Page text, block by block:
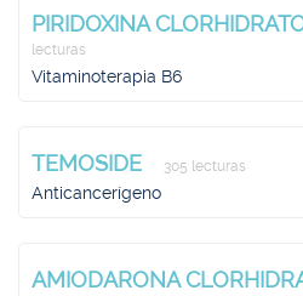
PIRIDOXINA
lecturas
Vitaminoterapia B6
TEMOSIDE 305 lecturas
Anticancerígeno
AMIODARONA